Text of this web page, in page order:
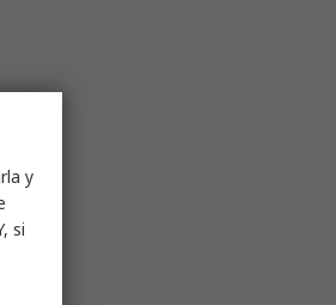
y
si